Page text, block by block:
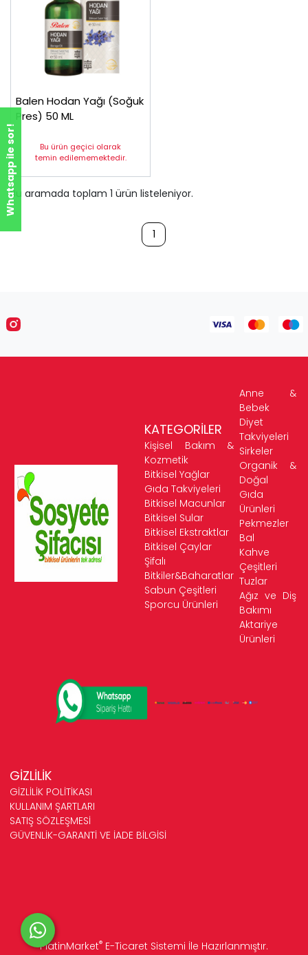
Balen Hodan Yağı (Soğuk
Pres) 50 ML
Bu ürün geçici olarak
temin edilememektedir.
Bu aramada toplam 1 ürün listeleniyor.
1
KATEGORİLER
Kişisel Bakım &
Kozmetik
Bitkisel Yağlar
Gıda Takviyeleri
Bitkisel Macunlar
Bitkisel Sular
Bitkisel Ekstraktlar
Bitkisel Çaylar
Şifalı
Bitkiler&Baharatlar
Sabun Çeşitleri
Sporcu Ürünleri
Anne &
Bebek
Diyet
Takviyeleri
Sirkeler
Organik &
Doğal
Gıda
Ürünleri
Pekmezler
Bal
Kahve
Çeşitleri
Tuzlar
Ağız ve Diş
Bakımı
Aktariye
Ürünleri
GİZLİLİK
GİZLİLİK POLİTİKASI
KULLANIM ŞARTLARI
SATIŞ SÖZLEŞMESİ
GÜVENLİK-GARANTİ VE İADE BİLGİSİ
PlatinMarket® E-Ticaret Sistemi İle Hazırlanmıştır.
Whatsapp ile sor!